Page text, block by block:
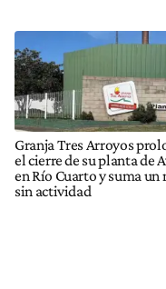
Granja Tres Arroyos
el cierre de su planta de
en Río Cuarto y suma un
sin actividad